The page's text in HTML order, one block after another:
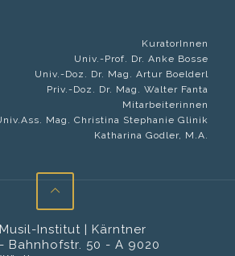
KuratorInnen
Univ.-Prof. Dr. Anke Bosse
Univ.-Doz. Dr. Mag. Artur Boelderl
Priv.-Doz. Dr. Mag. Walter Fanta
Mitarbeiterinnen
Mag. Christina Stephanie Glinik
Katharina Godler, M.A.
Institut | Kärntner
Bahnhofstr. 50 - A 9020